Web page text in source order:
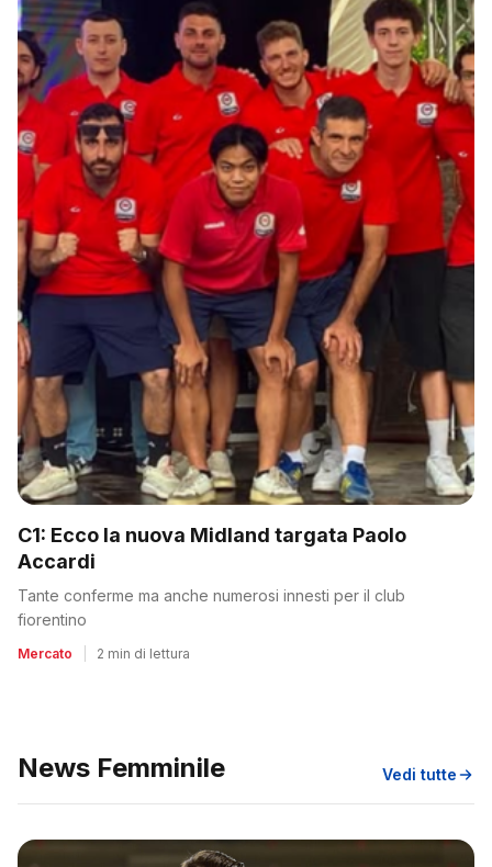
C1: Ecco la nuova Midland targata Paolo
Accardi
Tante conferme ma anche numerosi innesti per il club
fiorentino
Mercato 2 min di lettura
News Femminile Vedi tutte